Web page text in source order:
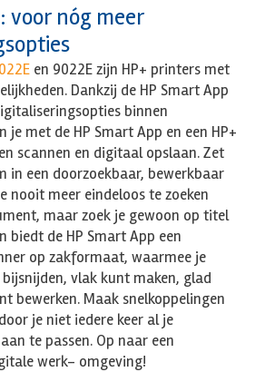
voor nóg meer
en 9022E zijn HP+ printers met
Dankzij de HP Smart App
binnen
je met de HP Smart App en een HP+
scannen en digitaal opslaan. Zet
in een doorzoekbaar, bewerkbaar
nooit meer eindeloos te zoeken
maar zoek je gewoon op titel
biedt de HP Smart App een
op zakformaat, waarmee je
vlak kunt maken, glad
bewerken. Maak snelkoppelingen
je niet iedere keer al je
te passen. Op naar een
werk- omgeving!